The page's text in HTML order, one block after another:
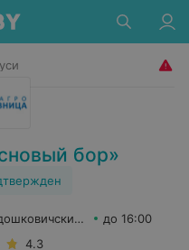
бор»
c-с, 1до 16:00
4.3